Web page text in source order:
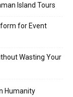
Island Tours
for Event
Wasting Your
Humanity